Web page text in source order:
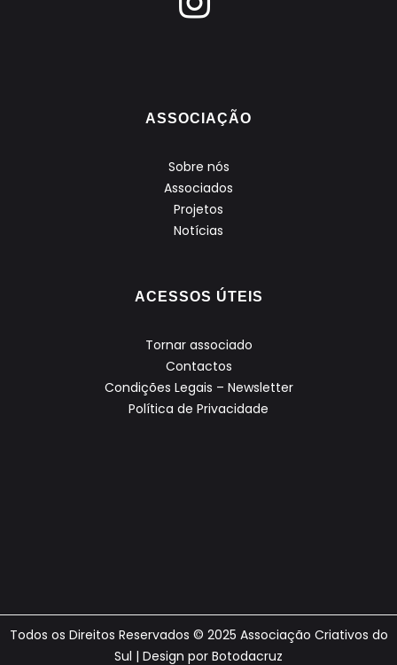
ASSOCIAÇÃO
Sobre nós
Associados
Projetos
Notícias
ACESSOS ÚTEIS
Tornar associado
Contactos
Condições Legais – Newsletter
Política de Privacidade
Todos os Direitos Reservados © 2025 Associação Criativos do
Sul | Design por Botodacruz